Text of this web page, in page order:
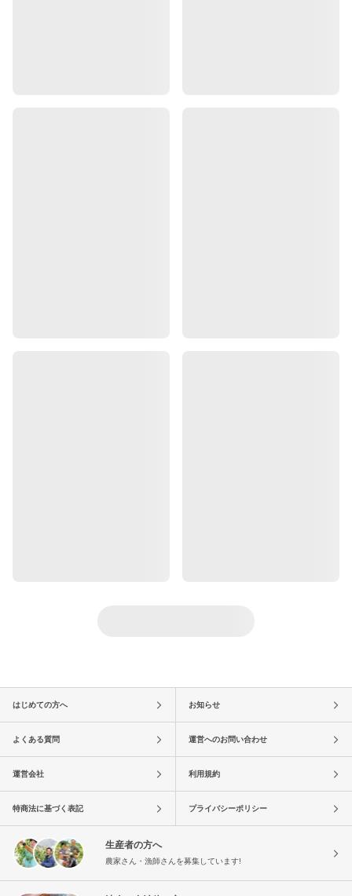
はじめての方へ お知らせ
よくある質問 運営へのお問い合わせ
運営会社 利用規約
特商法に基づく表記 プライバシーポリシー
生産者の方へ
農家さん・漁師さんを募集しています!